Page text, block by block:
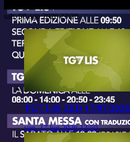
sab, 08 ago 2026 23:20
TG7 LIS 2ED 17/07/2026
ven, 17 lug 2026 13:50